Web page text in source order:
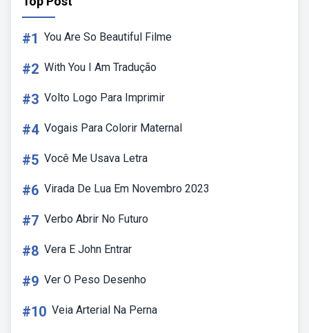
#1 You Are So Beautiful Filme
#2 With You I Am Tradução
#3 Volto Logo Para Imprimir
#4 Vogais Para Colorir Maternal
#5 Você Me Usava Letra
#6 Virada De Lua Em Novembro 2023
#7 Verbo Abrir No Futuro
#8 Vera E John Entrar
#9 Ver O Peso Desenho
#10 Veia Arterial Na Perna